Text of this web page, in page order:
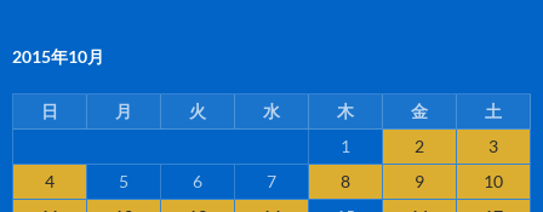
2015年10月
日 月 火 水 木 金
土
1
2
3
4
5 6 7 8 9
10